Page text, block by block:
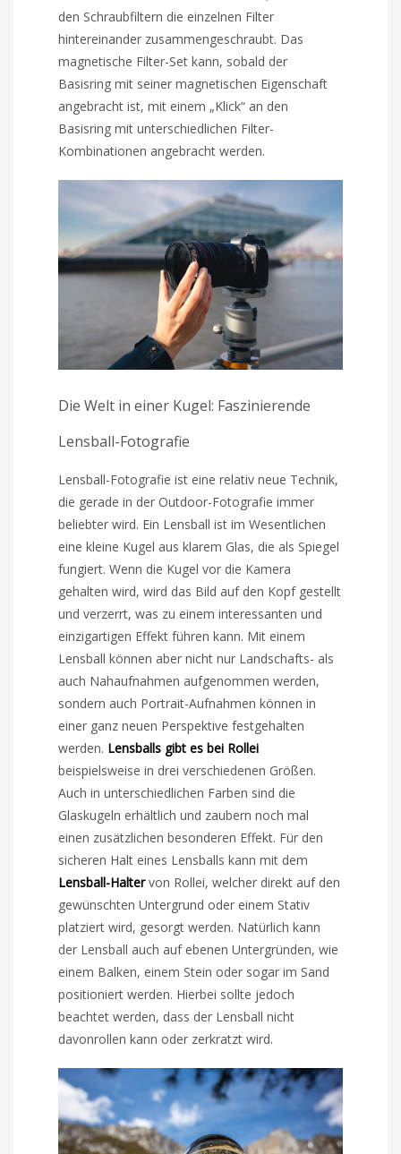
den Schraubfiltern die einzelnen Filter
hintereinander zusammengeschraubt. Das
magnetische Filter-Set kann, sobald der
Basisring mit seiner magnetischen Eigenschaft
angebracht ist, mit einem „Klick“ an den
Basisring mit unterschiedlichen Filter-
Kombinationen angebracht werden.
Die Welt in einer Kugel: Faszinierende
Lensball-Fotografie
Lensball-Fotografie ist eine relativ neue Technik,
die gerade in der Outdoor-Fotografie immer
beliebter wird. Ein Lensball ist im Wesentlichen
eine kleine Kugel aus klarem Glas, die als Spiegel
fungiert. Wenn die Kugel vor die Kamera
gehalten wird, wird das Bild auf den Kopf gestellt
und verzerrt, was zu einem interessanten und
einzigartigen Effekt führen kann. Mit einem
Lensball können aber nicht nur Landschafts- als
auch Nahaufnahmen aufgenommen werden,
sondern auch Portrait-Aufnahmen können in
einer ganz neuen Perspektive festgehalten
werden. Lensballs gibt es bei Rollei
beispielsweise in drei verschiedenen Größen.
Auch in unterschiedlichen Farben sind die
Glaskugeln erhältlich und zaubern noch mal
einen zusätzlichen besonderen Effekt. Für den
sicheren Halt eines Lensballs kann mit dem
Lensball-Halter von Rollei, welcher direkt auf den
gewünschten Untergrund oder einem Stativ
platziert wird, gesorgt werden. Natürlich kann
der Lensball auch auf ebenen Untergründen, wie
einem Balken, einem Stein oder sogar im Sand
positioniert werden. Hierbei sollte jedoch
beachtet werden, dass der Lensball nicht
davonrollen kann oder zerkratzt wird.